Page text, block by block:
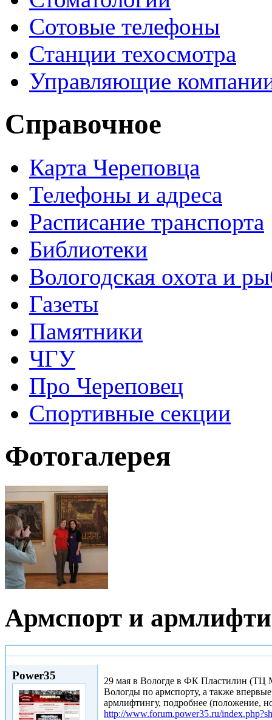
Сотовые телефоны
Станции техосмотра
Управляющие
Справочное
Карта Череповца
Телефоны и адреса
Расписание транспорта
Библиотеки
Вологодская охота и
Газеты
Памятники
ЧГУ
Про Череповец
Спортивные секции
Фотогалерея
Армспорт и
Power35
29 мая в Вологде в ФК Пластилин (ТЦ
Вологды по армспорту, а также
армлифтингу, подробнее (положение,
http://www.forum.power35.ru/